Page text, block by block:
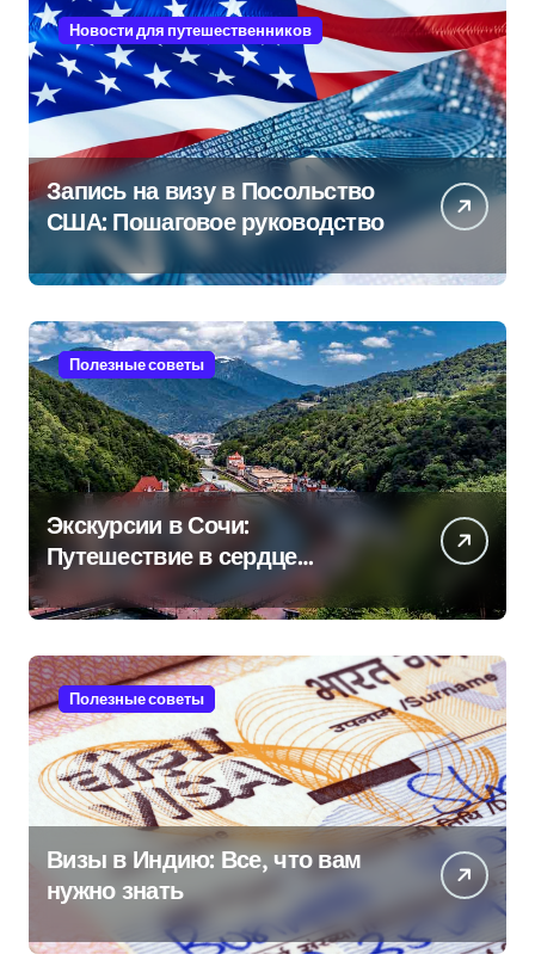
Новости для путешественников
Запись на визу в Посольство
США: Пошаговое руководство
Полезные советы
Экскурсии в Сочи:
Путешествие в сердце
Черноморского курорта
Полезные советы
Визы в Индию: Все, что вам
нужно знать